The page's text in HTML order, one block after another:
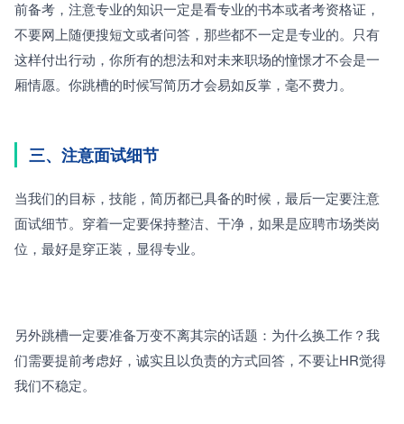
前备考，注意专业的知识一定是看专业的书本或者考资格证，
不要网上随便搜短文或者问答，那些都不一定是专业的。只有
这样付出行动，你所有的想法和对未来职场的憧憬才不会是一
厢情愿。你跳槽的时候写简历才会易如反掌，毫不费力。
三、注意面试细节
当我们的目标，技能，简历都已具备的时候，最后一定要注意
面试细节。穿着一定要保持整洁、干净，如果是应聘市场类岗
位，最好是穿正装，显得专业。
另外跳槽一定要准备万变不离其宗的话题：为什么换工作？我
们需要提前考虑好，诚实且以负责的方式回答，不要让HR觉得
我们不稳定。